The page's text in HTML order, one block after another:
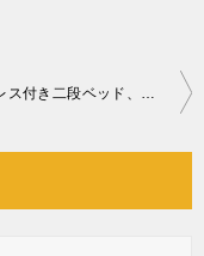
マットレス付き二段ベッド、ダブルベッドマットレス等の回収